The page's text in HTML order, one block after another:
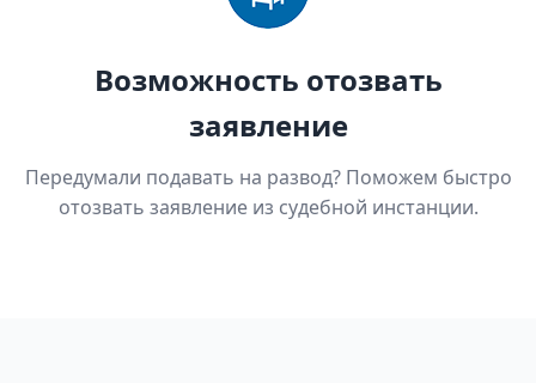
Возможность отозвать
заявление
Передумали подавать на развод? Поможем быстро
отозвать заявление из судебной инстанции.